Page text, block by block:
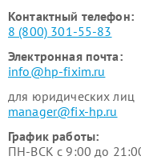
Контактный телефон:
8 (800) 301-55-83
Электронная почта:
info@hp-fixim.ru
для юридических лиц
manager@fix-hp.ru
График работы:
ПН-ВСК с 9:00 до